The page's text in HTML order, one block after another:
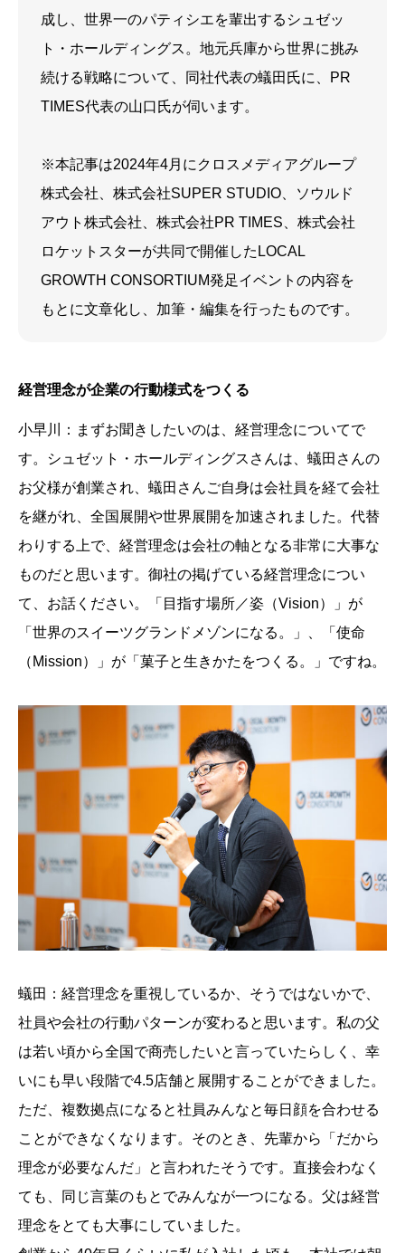
成し、世界一のパティシエを輩出するシュゼッ
ト・ホールディングス。地元兵庫から世界に挑み
続ける戦略について、同社代表の蟻田氏に、PR
TIMES代表の山口氏が伺います。
※本記事は2024年4月にクロスメディアグループ
株式会社、株式会社SUPER STUDIO、ソウルド
アウト株式会社、株式会社PR TIMES、株式会社
ロケットスターが共同で開催したLOCAL
GROWTH CONSORTIUM発足イベントの内容を
もとに文章化し、加筆・編集を行ったものです。
経営理念が企業の行動様式をつくる
小早川：まずお聞きしたいのは、経営理念についてで
す。シュゼット・ホールディングスさんは、蟻田さんの
お父様が創業され、蟻田さんご自身は会社員を経て会社
を継がれ、全国展開や世界展開を加速されました。代替
わりする上で、経営理念は会社の軸となる非常に大事な
ものだと思います。御社の掲げている経営理念につい
て、お話ください。「目指す場所／姿（Vision）」が
「世界のスイーツグランドメゾンになる。」、「使命
（Mission）」が「菓子と生きかたをつくる。」ですね。
蟻田：経営理念を重視しているか、そうではないかで、
社員や会社の行動パターンが変わると思います。私の父
は若い頃から全国で商売したいと言っていたらしく、幸
いにも早い段階で4.5店舗と展開することができました。
ただ、複数拠点になると社員みんなと毎日顔を合わせる
ことができなくなります。そのとき、先輩から「だから
理念が必要なんだ」と言われたそうです。直接会わなく
ても、同じ言葉のもとでみんなが一つになる。父は経営
理念をとても大事にしていました。